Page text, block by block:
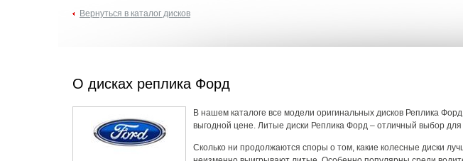
Вернуться в каталог дисков
О дисках реплика Форд
В нашем каталоге все модели оригинальных дисков Реплика
выгодной цене. Литые диски Реплика Форд – отличный выбор для
Сколько ни продолжаются споры о том, какие колесные диски